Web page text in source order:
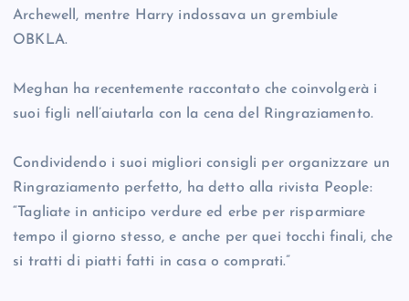
Archewell, mentre Harry indossava un grembiule
OBKLA.
Meghan ha recentemente raccontato che coinvolgerà i
suoi figli nell’aiutarla con la cena del Ringraziamento.
Condividendo i suoi migliori consigli per organizzare un
Ringraziamento perfetto, ha detto alla rivista People:
“Tagliate in anticipo verdure ed erbe per risparmiare
tempo il giorno stesso, e anche per quei tocchi finali, che
si tratti di piatti fatti in casa o comprati.”